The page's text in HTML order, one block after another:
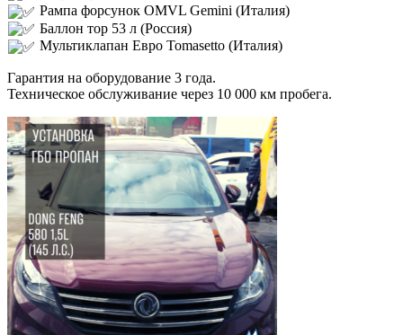
Рампа форсунок OMVL Gemini (Италия)
Баллон тор 53 л (Россия)
Мультиклапан Евро Tomasetto (Италия)
Гарантия на оборудование 3 года.
Техническое обслуживание через 10 000 км пробега.